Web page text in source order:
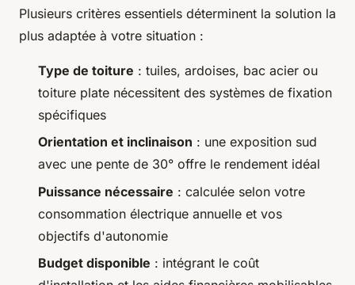
Plusieurs critères essentiels déterminent la solution la
plus adaptée à votre situation :
Type de toiture : tuiles, ardoises, bac acier ou
toiture plate nécessitent des systèmes de fixation
spécifiques
Orientation et inclinaison : une exposition sud
avec une pente de 30° offre le rendement idéal
Puissance nécessaire : calculée selon votre
consommation électrique annuelle et vos
objectifs d'autonomie
Budget disponible : intégrant le coût